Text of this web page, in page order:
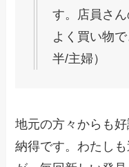
す。店員さ
よく買い物
半/主婦）
地元の方々からも
納得です。わたし